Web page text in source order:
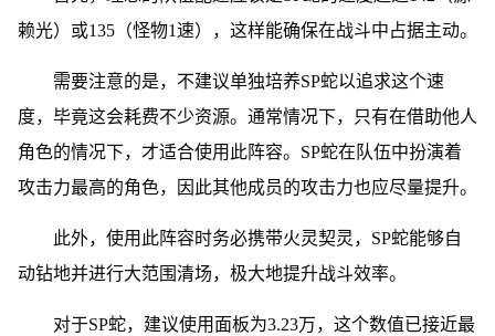
赖光）或135（怪物1速），这样能确保在战斗中占据主动。
需要注意的是，不建议单独培养SP蛇以追求这个速
度，毕竟这会耗费不少资源。通常情况下，只有在借助他人
角色的情况下，才适合使用此阵容。SP蛇在队伍中扮演着
攻击力最高的角色，因此其他成员的攻击力也应尽量提升。
此外，使用此阵容时务必携带火灵契灵，SP蛇能够自
动钻地并进行大范围清场，极大地提升战斗效率。
对于SP蛇，建议使用面板为3.23万，这个数值已接近最